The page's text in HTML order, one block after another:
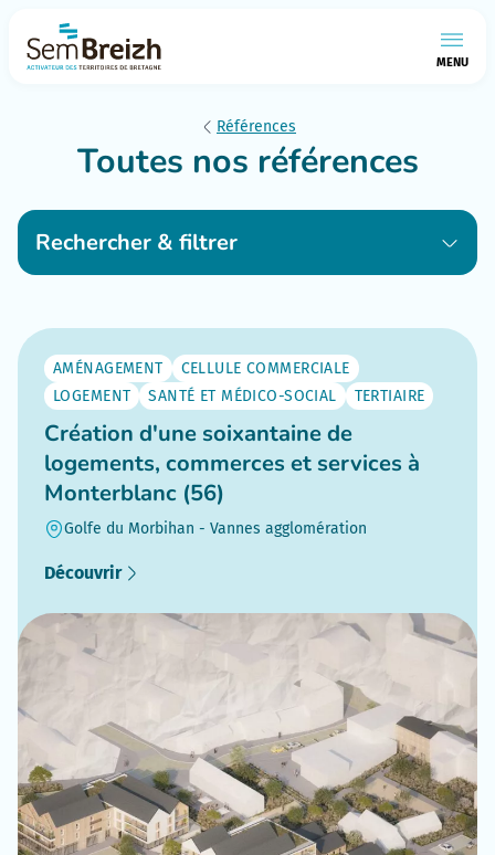
MENU
Références
Toutes nos références
Rechercher & filtrer
AMÉNAGEMENT
CELLULE COMMERCIALE
LOGEMENT
SANTÉ ET MÉDICO-SOCIAL TERTIAIRE
Création d'une soixantaine de
logements, commerces et services à
Monterblanc (56)
Golfe du Morbihan - Vannes agglomération
Découvrir